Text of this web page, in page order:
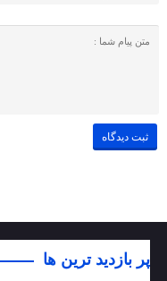
پر بازدید ترین ها